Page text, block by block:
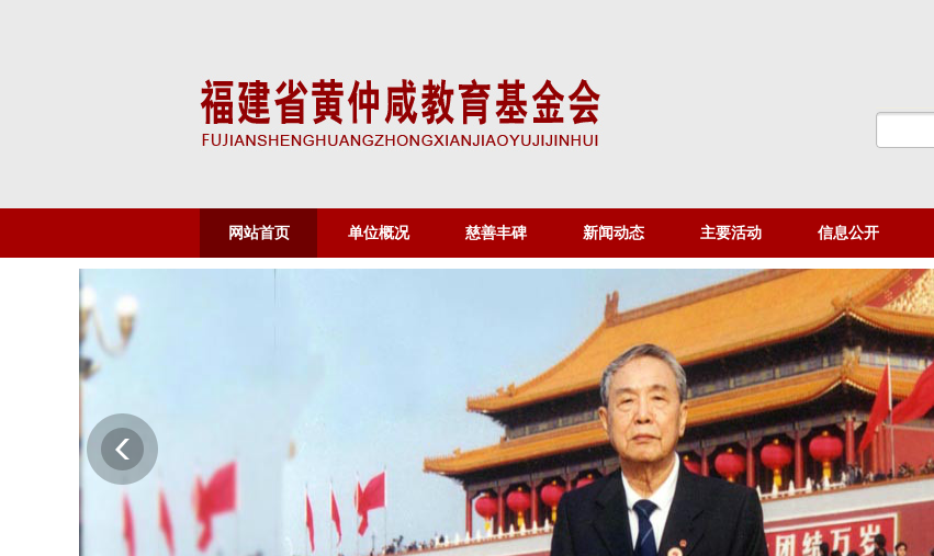
网站首页 单位概况 慈善丰碑 新闻动态 主要活动 信息公开